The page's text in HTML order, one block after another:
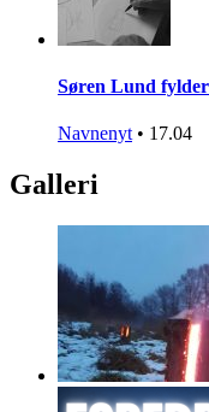
Søren Lund
Navnenyt • 17.04
Galleri